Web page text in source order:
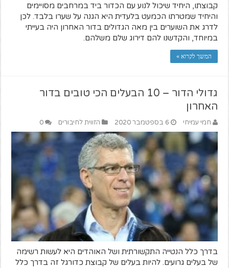
קבוצתו, היחיד שיכול לנוע עם הכדור ביד במרחבים מסויימים
והיחיד שמטרתו הכמעט בלעדית היא הגנה על שערו בלבד. לכן
לדרג את השוערים בין מאה הגדולים בדור האחרון היה בעייתי
במיוחד, והקדשנו להם דירוג שלם משלהם.
המשך לקרוא »
גדולי הדור – 10 הבעלים הכי טובים בדור
האחרון
חמי עמיחי 6 בספטמבר 2020 הזווית לחיבורים 0
בדרך כלל הנטייה התקשורתית ושל האוהדים היא לעשות רשימה
של בעלים גרועים. להיות בעלים של קבוצת כדורגל זה בדרך כלל